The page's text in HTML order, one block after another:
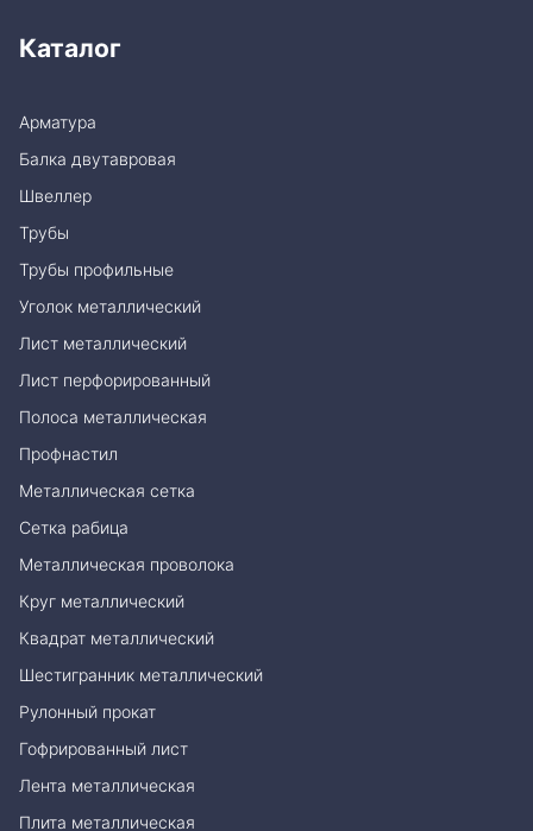
Каталог
Арматура
Балка двутавровая
Швеллер
Трубы
Трубы профильные
Уголок металлический
Лист металлический
Лист перфорированный
Полоса металлическая
Профнастил
Металлическая сетка
Сетка рабица
Металлическая проволока
Круг металлический
Квадрат металлический
Шестигранник металлический
Рулонный прокат
Гофрированный лист
Лента металлическая
Плита металлическая